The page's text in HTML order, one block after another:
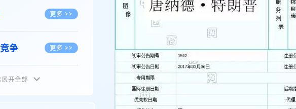
更多 >>
争 更多 >>
展开全部